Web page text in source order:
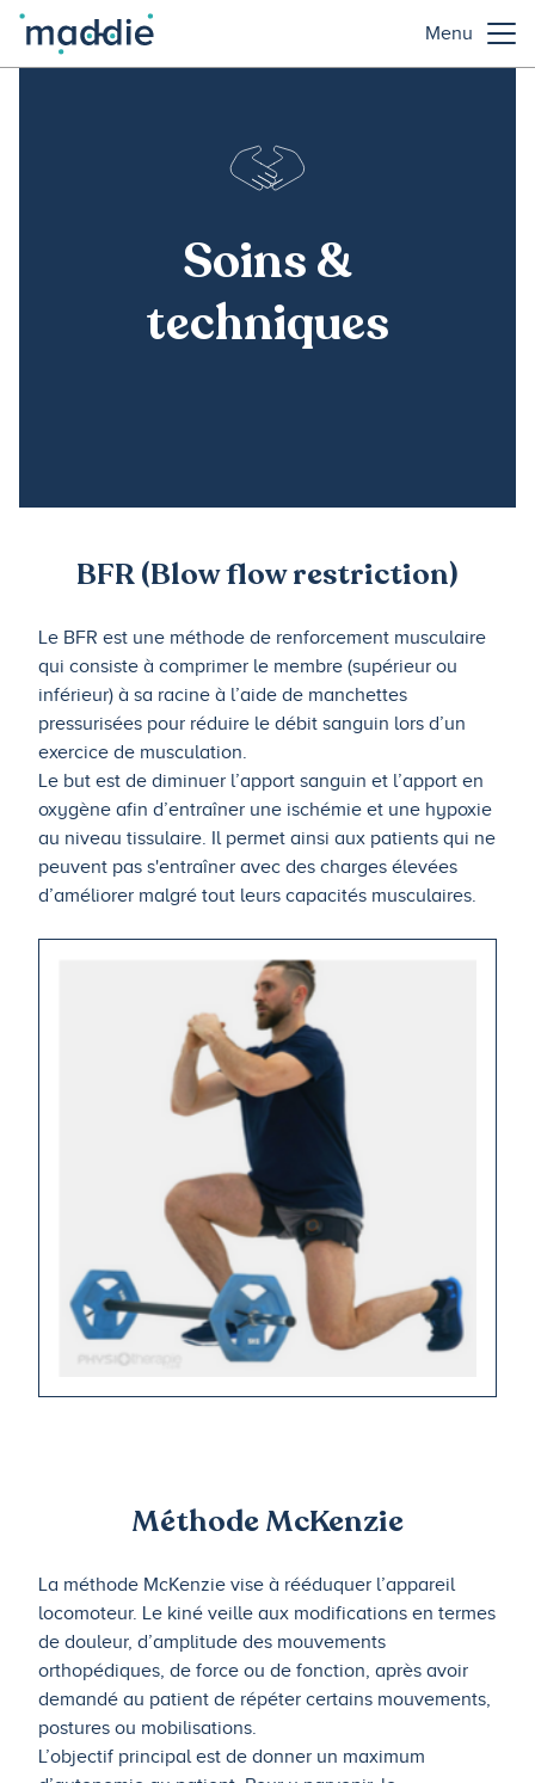
Menu
Soins &
techniques
BFR (Blow flow restriction)
Le BFR est une méthode de renforcement musculaire
qui consiste à comprimer le membre (supérieur ou
inférieur) à sa racine à l’aide de manchettes
pressurisées pour réduire le débit sanguin lors d’un
exercice de musculation.
Le but est de diminuer l’apport sanguin et l’apport en
oxygène afin d’entraîner une ischémie et une hypoxie
au niveau tissulaire. Il permet ainsi aux patients qui ne
peuvent pas s'entraîner avec des charges élevées
d’améliorer malgré tout leurs capacités musculaires.
Méthode McKenzie
La méthode McKenzie vise à rééduquer l’appareil
locomoteur. Le kiné veille aux modifications en termes
de douleur, d’amplitude des mouvements
orthopédiques, de force ou de fonction, après avoir
demandé au patient de répéter certains mouvements,
postures ou mobilisations.
L’objectif principal est de donner un maximum